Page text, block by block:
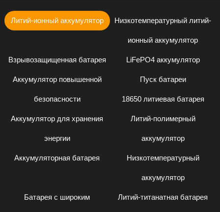
Литий-ионный аккумулятор Низкотемпературный литий-
ионный аккумулятор
Взрывозащищенная батарея LiFePO4 аккумулятор
Аккумулятор повышенной
безопасности
Пуск батареи
18650 литиевая батарея
Аккумулятор для хранения
энергии
Литий-полимерный
аккумулятор
Аккумуляторная батарея Низкотемпературный
аккумулятор
Батарея с широким Литий-титанатная батарея